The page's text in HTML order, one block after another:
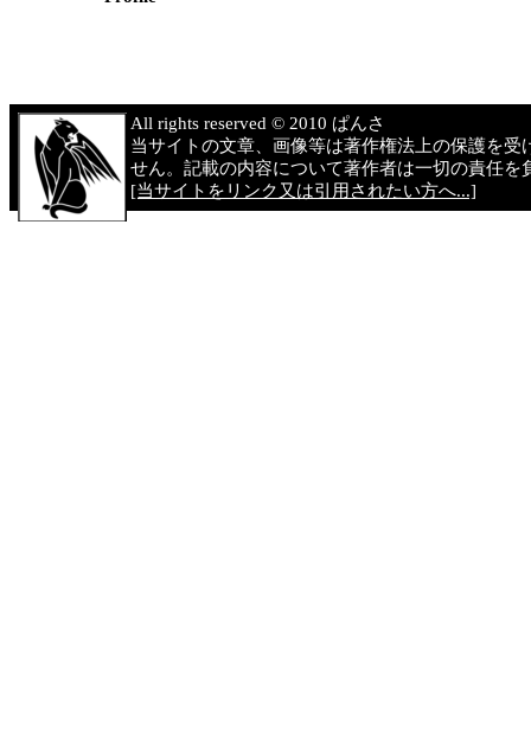
All rights reserved © 2010 ぱんさ
当サイトの文章、画像等は著作権法上の保護を
せん。記載の内容について著作者は一切の責任
[当サイトをリンク又は引用されたい方へ...]